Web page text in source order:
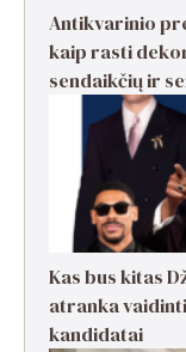
Antikvarinio
kaip rasti
sendaikčių ir
Kas bus kitas
atranka
kandidatai